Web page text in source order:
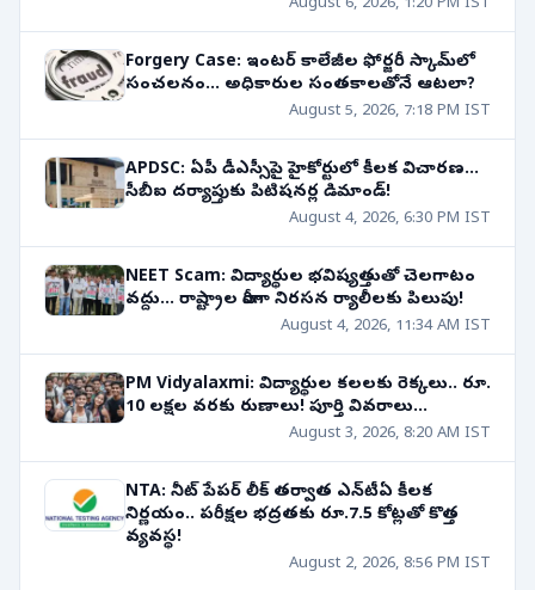
Forgery Case: ఇంటర్ కాలేజీల ఫోర్జరీ స్కామ్‌లో
సంచలనం... అధికారుల సంతకాలతోనే ఆటలా?
August 5, 2026, 7:18 PM IST
APDSC: ఏపీ డీఎస్సీపై హైకోర్టులో కీలక విచారణ...
సీబీఐ దర్యాప్తుకు పిటిషనర్ల డిమాండ్!
August 4, 2026, 6:30 PM IST
NEET Scam: విద్యార్థుల భవిష్యత్తుతో చెలగాటం
వద్దు... రాష్ట్రాల వారీగా నిరసన ర్యాలీలకు పిలుపు!
August 4, 2026, 11:34 AM IST
PM Vidyalaxmi: విద్యార్థుల కలలకు రెక్కలు.. రూ.
10 లక్షల వరకు రుణాలు! పూర్తి వివరాలు...
August 3, 2026, 8:20 AM IST
NTA: నీట్ పేపర్ లీక్ తర్వాత ఎన్‌టీఏ కీలక
నిర్ణయం.. పరీక్షల భద్రతకు రూ.7.5 కోట్లతో కొత్త
వ్యవస్థ!
August 2, 2026, 8:56 PM IST